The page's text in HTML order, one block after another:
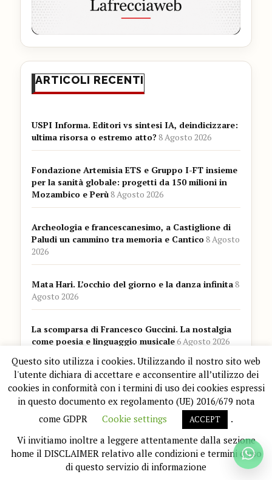
ARTICOLI RECENTI
USPI Informa. Editori vs sintesi IA, deindicizzare:
ultima risorsa o estremo atto?8 Agosto 2026
Fondazione Artemisia ETS e Gruppo I-FT insieme
per la sanità globale: progetti da 150 milioni in
Mozambico e Perù8 Agosto 2026
Archeologia e francescanesimo, a Castiglione di
Paludi un cammino tra memoria e Cantico8 Agosto
2026
Mata Hari. L’occhio del giorno e la danza infinita8
Agosto 2026
La scomparsa di Francesco Guccini. La nostalgia
come poesia e linguaggio musicale6 Agosto 2026
BUSINESS PARTNER
Questo sito utilizza i cookies. Utilizzando il nostro sito web
l'utente dichiara di accettare e acconsentire all’utilizzo dei
cookies in conformità con i termini di uso dei cookies espressi
in questo documento ex regolamento (UE) 2016/679 nota
come GDPR
Cookie settings ACCEPT
.
Vi invitiamo inoltre a leggere attentamente dalla sezione
home il DISCLAIMER relativo alle condizioni e termini d'uso
di questo servizio di informazione